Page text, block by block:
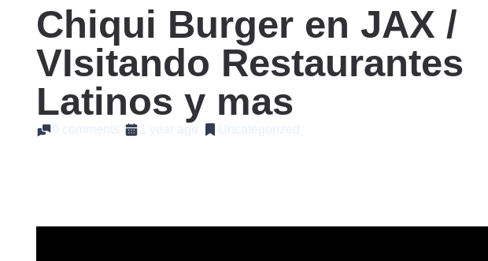
Chiqui Burger en JAX /
VIsitando Restaurantes
Latinos y mas
0 comments 1 year ago Uncategorized